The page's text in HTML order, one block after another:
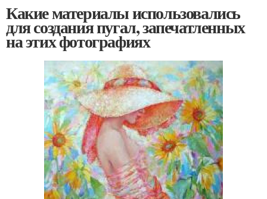
Какие материалы использовались
для создания пугал, запечатленных
на этих фотографиях